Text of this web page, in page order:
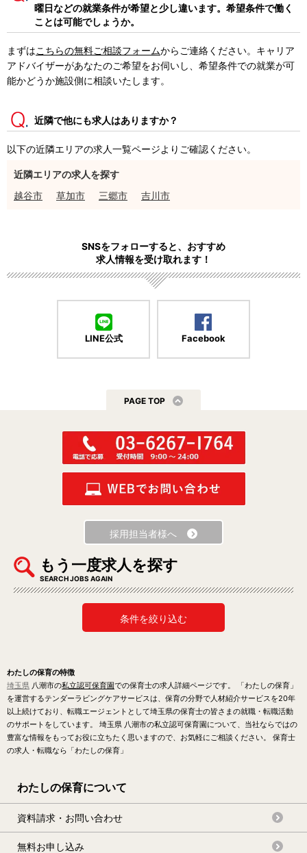
曜日などの就業条件が希望と少し違います。希望条件で働く
ことは可能でしょうか。
まずはこちらの無料ご相談フォームからご連絡ください。キャリア
アドバイザーがあなたのご希望をお伺いし、希望条件での就業が可
能かどうか施設側に相談いたします。
近隣で他にも求人はありますか？
以下の近隣エリアの求人一覧ページよりご確認ください。
近隣エリアの求人を探す
越谷市
草加市 三郷市 吉川市
SNSをフォローすると、おすすめ
求人情報を受け取れます！
LINE公式 Facebook
PAGE TOP
採用担当者様へ
もう一度求人を探す
SEARCH JOBS AGAIN
条件を絞り込む
わたしの保育の特徴
埼玉県 八潮市の私立認可保育園での保育士の求人詳細ページです。 「わたしの保育」
を運営するテンダーラビングケアサービスは、保育の分野で人材紹介サービスを20年
以上続けており、転職エージェントとして埼玉県の保育士の皆さまの就職・転職活動
のサポートをしています。 埼玉県 八潮市の私立認可保育園について、当社ならではの
豊富な情報をもってお役に立ちたく思いますので、お気軽にご相談ください。 保育士
の求人・転職なら「わたしの保育」
わたしの保育について
資料請求・お問い合わせ
無料お申し込み